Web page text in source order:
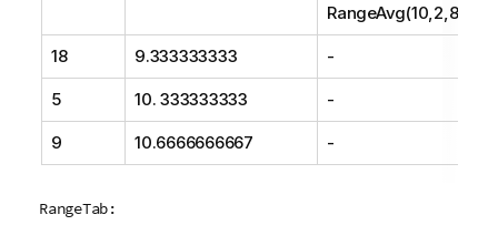
RangeAvg(10,2,8)
18 9.333333333 -
5 10. 333333333 -
9 10.6666666667 -
RangeTab: